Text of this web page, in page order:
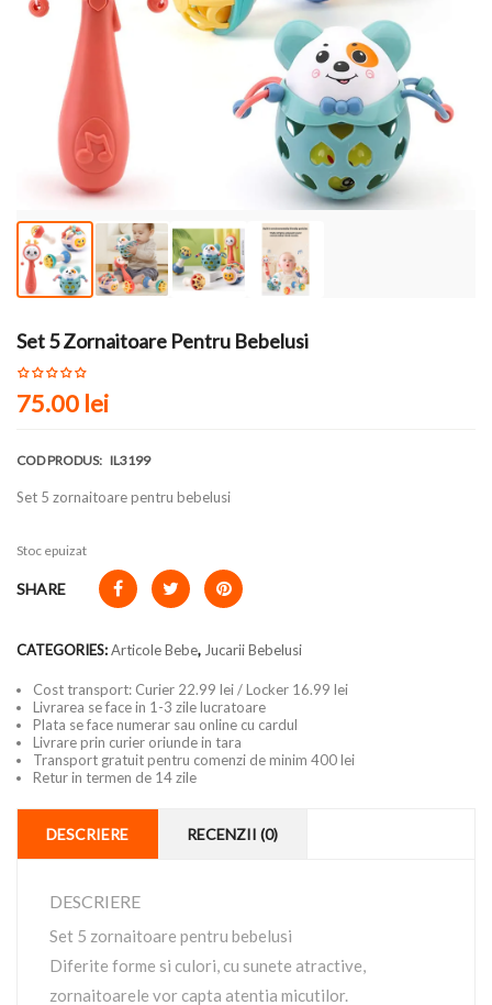
Set 5 Zornaitoare Pentru Bebelusi
75.00 lei
COD PRODUS: IL3199
Set 5 zornaitoare pentru bebelusi
Stoc epuizat
SHARE
CATEGORIES:Articole Bebe, Jucarii Bebelusi
Cost transport: Curier 22.99 lei / Locker 16.99 lei
Livrarea se face in 1-3 zile lucratoare
Plata se face numerar sau online cu cardul
Livrare prin curier oriunde in tara
Transport gratuit pentru comenzi de minim 400 lei
Retur in termen de 14 zile
DESCRIERE RECENZII (0)
DESCRIERE
Set 5 zornaitoare pentru bebelusi
Diferite forme si culori, cu sunete atractive,
zornaitoarele vor capta atentia micutilor.